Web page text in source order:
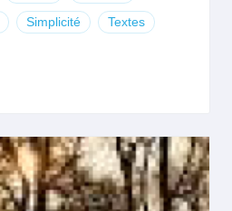
Simplicité Textes